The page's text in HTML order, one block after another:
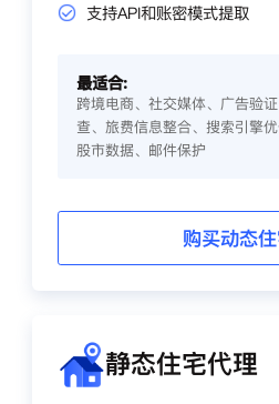
支持API和账密模式提取
最适合:
跨境电商、社交媒体、广告验
查、旅费信息整合、搜索引擎
股市数据、邮件保护
购买动态
静态住宅代理